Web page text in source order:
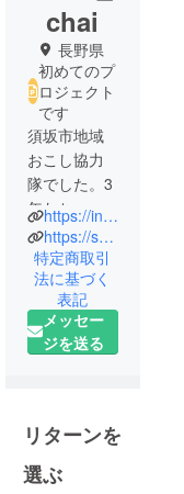
chai
長野県
初めてのプ
ロジェクト
です
須坂市地域
おこし協力
隊でした。3
年たち、今
も須坂市に
て仕事をし
ています。
地域おこし
協力隊の前
職は鉄鋼業
然が好きか
嫌いかとい
えば好きな
https://instagram.com/yno_432?igshid=NGVhN2U2NjQ0Yg==
https://suzaka-kyougikai.com/
特定商取引
法に基づく
表記
メッセー
ジを送る
リターンを
選ぶ